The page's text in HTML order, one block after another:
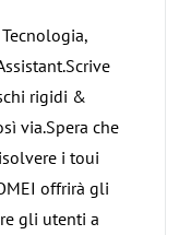
rigidi &
via.Spera che
i toui
offrirà gli
gli utenti a